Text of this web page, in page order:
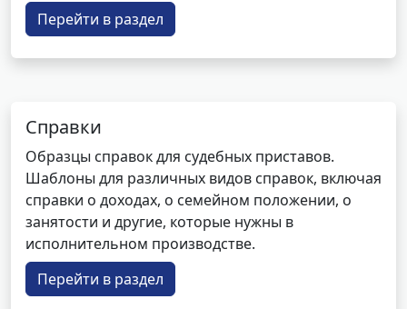
Перейти в раздел
Справки
Образцы справок для судебных приставов.
Шаблоны для различных видов справок, включая
справки о доходах, о семейном положении, о
занятости и другие, которые нужны в
исполнительном производстве.
Перейти в раздел